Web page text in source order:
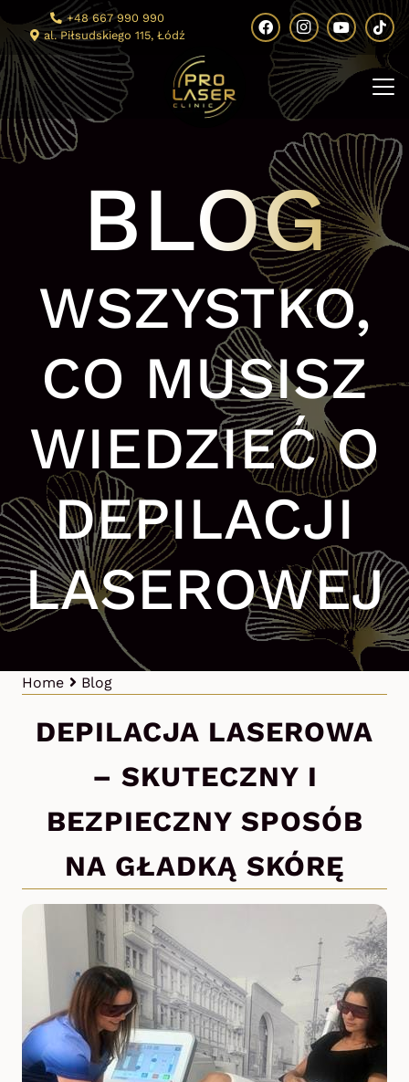
+48 667 990 990
al. Piłsudskiego 115, Łódź
BLOG
WSZYSTKO,
CO MUSISZ
WIEDZIEĆ O
DEPILACJI
LASEROWEJ
Home Blog
DEPILACJA LASEROWA
– SKUTECZNY I
BEZPIECZNY SPOSÓB
NA GŁADKĄ SKÓRĘ